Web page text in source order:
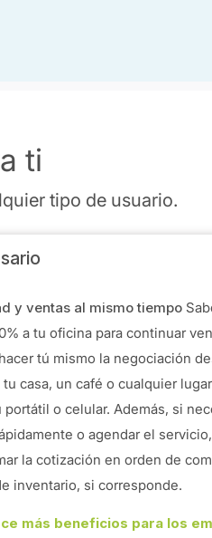
ti
tipo de usuario.
y ventas al mismo tiempo
a tu oficina para continuar
tú mismo la negociación
casa, un café o cualquier
portátil o celular. Además, si
o agendar el
la cotización en orden de
inventario, si corresponde.
más beneficios para los